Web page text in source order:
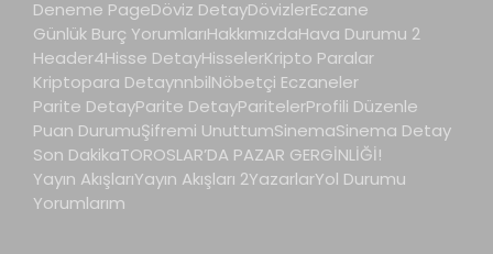
Deneme PageDöviz DetayDövizlerEczane
Günlük Burç YorumlarıHakkımızdaHava Durumu 2
Header4Hisse DetayHisselerKripto Paralar
Kriptopara DetaynnbilNöbetçi Eczaneler
Parite DetayParite DetayParitelerProfili Düzenle
Puan DurumuŞifremi UnuttumSinemaSinema Detay
Son DakikaTOROSLAR’DA PAZAR GERGİNLİĞİ!
Yayın AkışlarıYayın Akışları 2YazarlarYol Durumu
Yorumlarım